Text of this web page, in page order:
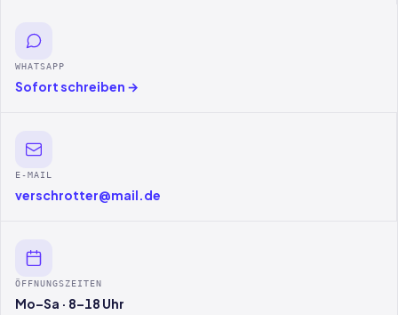
WHATSAPP
Sofort schreiben →
E-MAIL
verschrotter@mail.de
ÖFFNUNGSZEITEN
Mo–Sa · 8–18 Uhr